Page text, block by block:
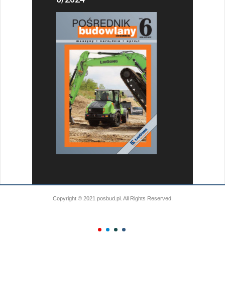
Copyright © 2021 posbud.pl. All Rights Reserved.